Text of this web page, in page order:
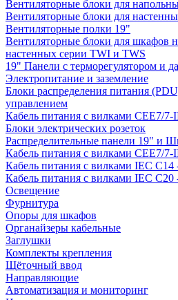
Вентиляторные блоки для
Вентиляторные блоки для
Вентиляторные полки 19"
Вентиляторные блоки для шкафов
настенных серии TWI и TWS
19" Панели с терморегулятором и
Электропитание и заземление
Блоки распределения питания
управлением
Кабель питания с вилками CEE7/7-
Блоки электрических розеток
Распределительные панели 19" и
Кабель питания с вилками CEE7/7-
Кабель питания с вилками IEC C14
Кабель питания с вилками IEC C20
Освещение
Фурнитура
Опоры для шкафов
Органайзеры кабельные
Заглушки
Комплекты крепления
Щёточный ввод
Направляющие
Автоматизация и мониторинг